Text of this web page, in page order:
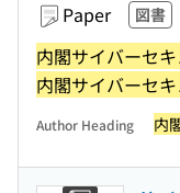
Paper 図書
内閣サイバーセ
内閣サイバーセ
Author Heading 内